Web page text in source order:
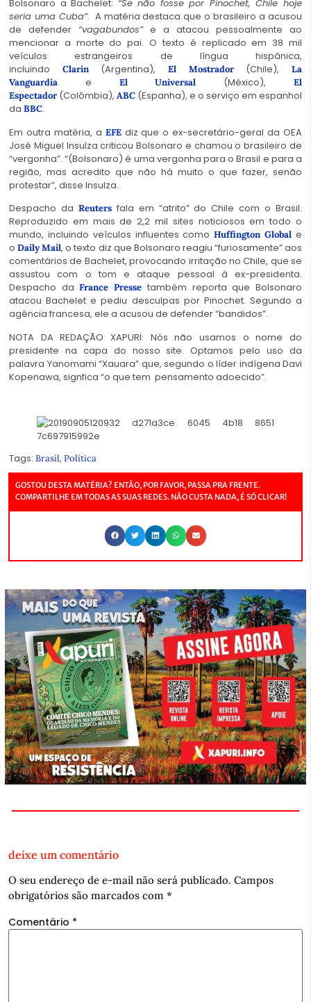
Bolsonaro a Bachelet: “Se não fosse por Pinochet, Chile hoje
seria uma Cuba”. A matéria destaca que o brasileiro a acusou
de defender “vagabundos”e a atacou pessoalmente ao
mencionar a morte do pai. O texto é replicado em 38 mil
veículos estrangeiros de língua hispânica,
incluindo Clarin(Argentina),El Mostrador(Chile),La
Vanguardia e El Universal (México),El
Espectador (Colômbia), ABC (Espanha), e o serviço em espanhol
da BBC.
Em outra matéria, a EFEdiz que o ex-secretário-geral da OEA
José Miguel Insulza criticou Bolsonaro e chamou o brasileiro de
“vergonha”. “(Bolsonaro) é uma vergonha para o Brasil e para a
região, mas acredito que não há muito o que fazer, senão
protestar”, disse Insulza.
Despacho da Reutersfala em “atrito” do Chile com o Brasil.
Reproduzido em mais de 2,2 mil sites noticiosos em todo o
mundo, incluindo veículos influentes comoHuffington Global e
oDaily Mail, o texto diz que Bolsonaro reagiu “furiosamente” aos
comentários de Bachelet, provocando irritação no Chile, que se
assustou com o tom e ataque pessoal à ex-presidenta.
Despacho daFrance Presse também reporta que Bolsonaro
atacou Bachelet e pediu desculpas por Pinochet. Segundo a
agência francesa, ele a acusou de defender “bandidos”.
NOTA DA REDAÇÃO XAPURI: Nós não usamos o nome do
presidente na capa do nosso site. Optamos pelo uso da
palavra Yanomami “Xauara” que, segundo o líder indígena Davi
Kopenawa, signfica “o que tem pensamento adoecido”.
Tags: Brasil, Política
GOSTOU DESTA MATÉRIA? ENTÃO, POR FAVOR, PASSA PRA FRENTE.
COMPARTILHE EM TODAS AS SUAS REDES. NÃO CUSTA NADA, É SÓ CLICAR!
deixe um comentário
O seu endereço de e-mail não será publicado. Campos
obrigatórios são marcados com *
Comentário *